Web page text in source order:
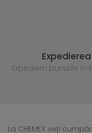
Expediem bunurile în
La CHEMEX veți